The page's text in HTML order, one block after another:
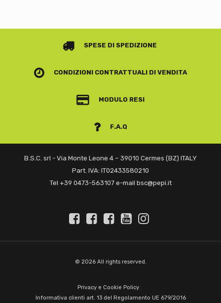
SPESE DI SPEDIZIONE
CONDIZIONI CONTRATTUALIDI VENDITA
MODULO RESI
F.A.Q
B.S.C. srl - Via Monte Leone 4 – 39010 Cermes (BZ) ITALY
Part. IVA: IT02433580210
Tel +39 0473-563107 e-mail bsc@pepi.it
© 2026 All rights reserved.
Privacy e Cookie Policy
Informativa clienti art. 13 del Regolamento UE 679/2016